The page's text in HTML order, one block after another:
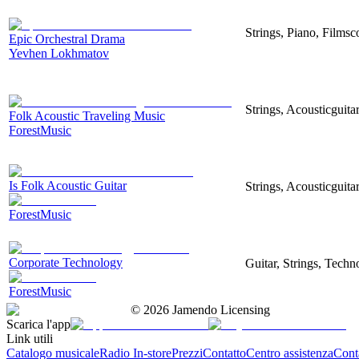
Epic Orchestral Drama
Yevhen Lokhmatov
Strings, Piano,
Folk Acoustic Traveling Music
ForestMusic
Strings,
Is Folk Acoustic Guitar
ForestMusic
Strings,
Corporate Technology
ForestMusic
Guitar, Strings,
© 2026 Jamendo Licensing
Scarica l'app
Link utili
Catalogo musicaleRadio In-storePrezziContattoCentro assistenza